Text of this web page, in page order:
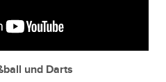
und Darts